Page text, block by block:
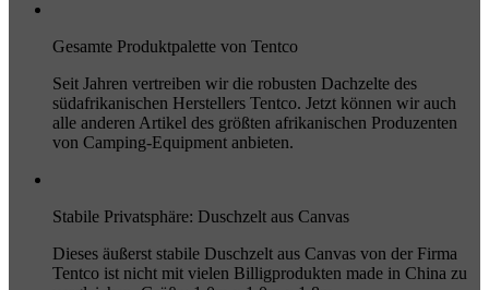
Gesamte Produktpalette von Tentco
Seit Jahren vertreiben wir die robusten Dachzelte des
südafrikanischen Herstellers Tentco. Jetzt können wir auch
alle anderen Artikel des größten afrikanischen Produzenten
von Camping-Equipment anbieten.
Stabile Privatsphäre: Duschzelt aus Canvas
Dieses äußerst stabile Duschzelt aus Canvas von der Firma
Tentco ist nicht mit vielen Billigprodukten made in China zu